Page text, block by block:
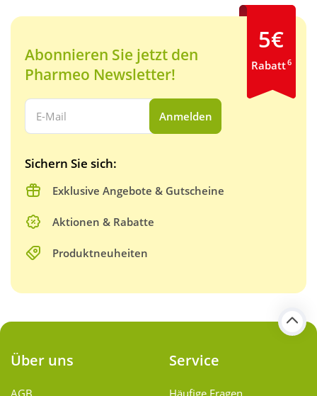
Abonnieren Sie jetzt den
Pharmeo Newsletter!
Ihre E-Mail Adresse:
Anmelden
Sichern Sie sich:
Exklusive Angebote & Gutscheine
Aktionen & Rabatte
Produktneuheiten
5€
Rabatt6
Über uns Service